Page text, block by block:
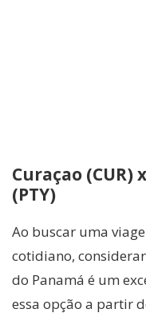
Curaçao (CUR)
(PTY)
Ao buscar uma
cotidiano,
do Panamá é um
essa opção a partir